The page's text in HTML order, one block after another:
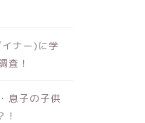
ナー)に学
査！
息子の子供